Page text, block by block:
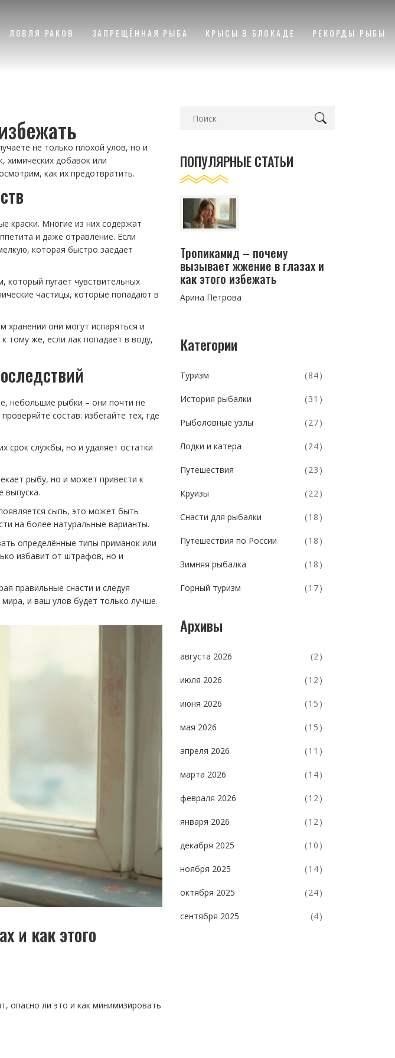
ЛОВЛЯ РАКОВ ЗАПРЕЩЁННАЯ РЫБА КРЫСЫ В БЛОКАДЕ РЕКОРДЫ РЫБЫ
не только плохой улов, но и
химических добавок или
как их предотвратить.
краски. Многие из них содержат
и даже отравление. Если
которая быстро заедает
который пугает чувствительных
частицы, которые попадают в
хранении они могут испаряться и
тому же, если лак попадает в воду,
небольшие рыбки – они почти не
состав: избегайте тех, где
срок службы, но и удаляет остатки
рыбу, но и может привести к
выпуска.
сыпь, это может быть
на более натуральные варианты.
определённые типы приманок или
избавит от штрафов, но и
правильные снасти и следуя
и ваш улов будет только лучше.
и как этого
опасно ли это и как минимизировать
ПОПУЛЯРНЫЕ СТАТЬИ
Тропикамид – почему
вызывает жжение в глазах и
как этого избежать
Арина Петрова
Категории
Туризм (84)
История рыбалки (31)
Рыболовные узлы (27)
Лодки и катера (24)
Путешествия (23)
Круизы (22)
Снасти для рыбалки (18)
Путешествия по России (18)
Зимняя рыбалка (18)
Горный туризм (17)
Архивы
августа 2026 (2)
июля 2026 (12)
июня 2026 (15)
мая 2026 (15)
апреля 2026 (11)
марта 2026 (14)
февраля 2026 (12)
января 2026 (12)
декабря 2025 (10)
ноября 2025 (14)
октября 2025 (24)
сентября 2025 (4)